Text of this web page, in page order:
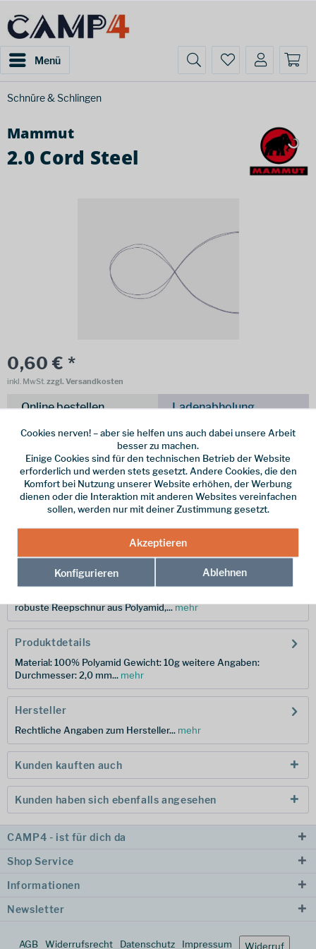
Menü
Schnüre & Schlingen
Mammut
2.0 Cord Steel
0,60 € *
inkl. MwSt.zzgl. Versandkosten
Online bestellen Ladenabholung
vorrätig | Lieferzeit 1-3 Werktage
In den Warenkorb
Merken
Hersteller-Nr.: 2010-06390-0226-MW
Beschreibung
robuste Reepschnur aus Polyamid,...mehr
Produktdetails
Material: 100% Polyamid Gewicht: 10g weitere Angaben:
Durchmesser: 2,0 mm... mehr
Hersteller
Rechtliche Angaben zum Hersteller... mehr
Kunden kauften auch
Kunden haben sich ebenfalls angesehen
CAMP4 - ist für dich da
Shop Service
Informationen
Newsletter
AGB Widerrufsrecht Datenschutz Impressum Widerruf
Cookies nerven! – aber sie helfen uns auch dabei unsere Arbeit
besser zu machen.
Einige Cookies sind für den technischen Betrieb der Website
erforderlich und werden stets gesetzt. Andere Cookies, die den
Komfort bei Nutzung unserer Website erhöhen, der Werbung
dienen oder die Interaktion mit anderen Websites vereinfachen
sollen, werden nur mit deiner Zustimmung gesetzt.
Akzeptieren
Konfigurieren Ablehnen